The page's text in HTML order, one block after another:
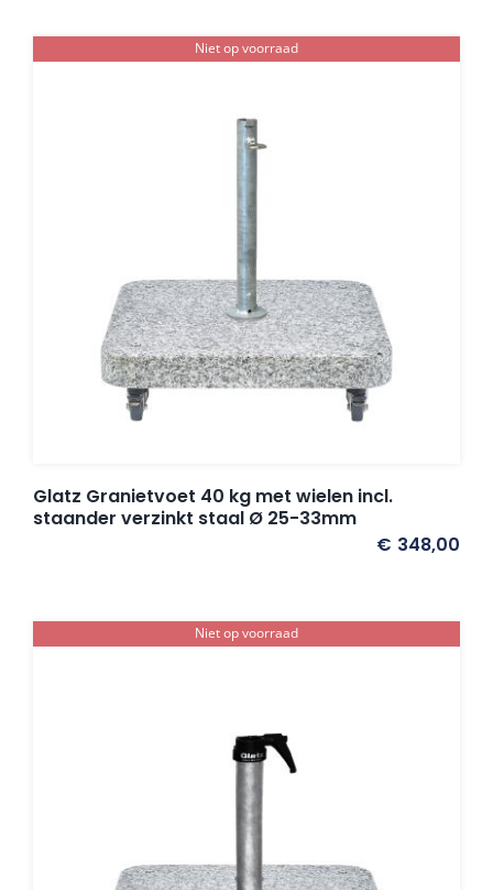
Niet op voorraad
Glatz Granietvoet 40 kg met wielen incl.
staander verzinkt staal Ø 25-33mm
€ 348,00
Niet op voorraad